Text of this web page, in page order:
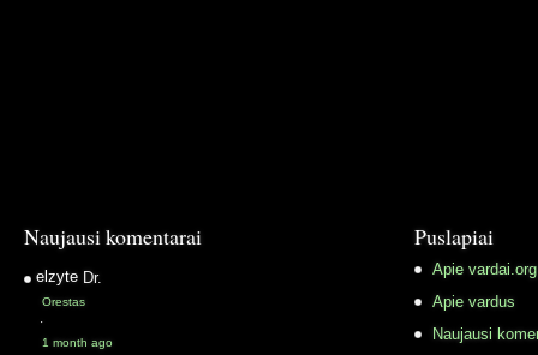
Naujausi komentarai
elzyte Dr.
Orestas
·
1 month ago
Puslapiai
Apie vardai.org
Apie vardus
Naujausi